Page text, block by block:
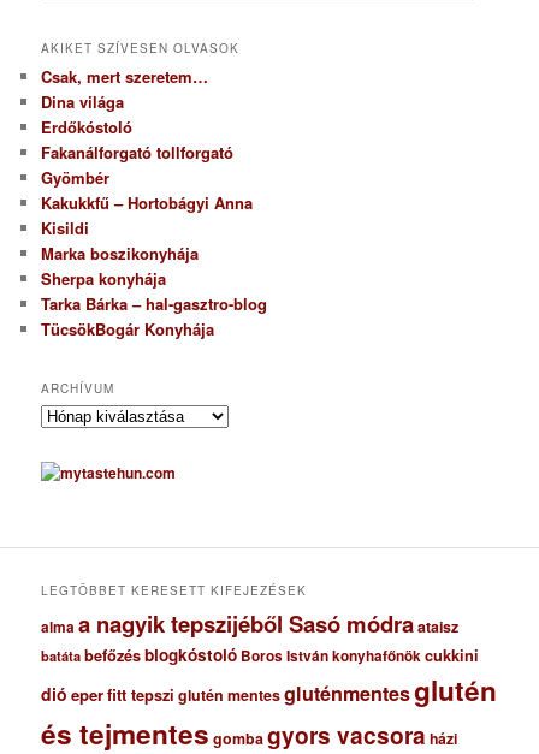
AKIKET SZÍVESEN OLVASOK
Csak, mert szeretem…
Dina világa
Erdőkóstoló
Fakanálforgató tollforgató
Gyömbér
Kakukkfű – Hortobágyi Anna
Kisildi
Marka boszikonyhája
Sherpa konyhája
Tarka Bárka – hal-gasztro-blog
TücsökBogár Konyhája
ARCHÍVUM
A
c
h
u
LEGTÖBBET KERESETT KIFEJEZÉSEK
almaa nagyik tepszijéből Sasó módraataisz
batáta befőzésblogkóstoló Boros István konyhafőnökcukkini
dió eperfitt tepszi glutén mentesgluténmentesglutén
és tejmentes gombagyors vacsora házi